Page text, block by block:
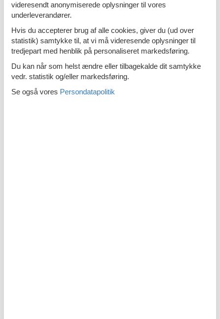
Emne nr.: 133-CKI003 Sommerhus i Punat
Emne nr.: 133-CKI060
videresendt anonymiserede oplysninger til vores
underleverandører.
Hvis du accepterer brug af alle cookies, giver du (ud over
statistik) samtykke til, at vi må videresende oplysninger til
tredjepart med henblik på personaliseret markedsføring.
Du kan når som helst ændre eller tilbagekalde dit samtykke
vedr. statistik og/eller markedsføring.
Se også vores Persondatapolitik